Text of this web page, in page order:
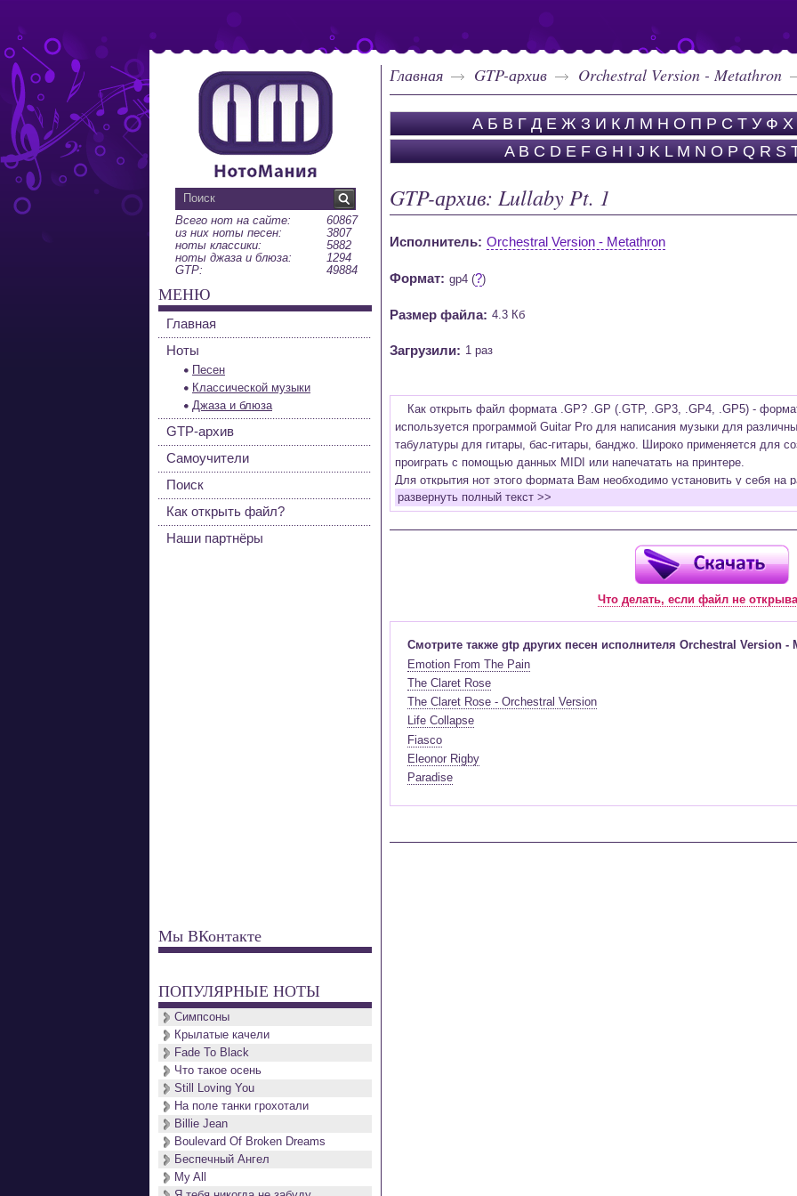
Главная GTP-архив Orchestral Version - Metathron
А Б В Г Д Е Ж З И К Л М Н О П Р С Т У Ф Х
A B C D E F G H I J K L M N O P Q R S
GTP-архив: Lullaby Pt. 1
Исполнитель: Orchestral Version - Metathron
Формат: gp4 (?)
Размер файла: 4.3 Кб
Загрузили: 1 раз
Как открыть файл формата .GP? .GP (.GTP, .GP3, .GP4, .GP5) -
используется программой Guitar Pro для написания музыки для
табулатуры для гитары, бас-гитары, банджо. Широко применяется для
проиграть с помощью данных MIDI или напечатать на принтере.
Для открытия нот этого формата Вам необходимо установить у себя на
(желательно, последней версии). Скачать её можно с официального
бесплатную версию на руском языке (Найти).
Запись музыкальных произведений для гитары, бас-гитары, банджо и
в виде табулатур или нотной графики (при создании табулатуры
Создание произведений для духовых, струнных, клавишных и других
Создание партий для барабанов и перкуссии;
Интеграция текста песен в ноты и привязка его к нотам дорожек с
Встроенный определитель и визуализатор аккордов для гитары;
Экспортирование музыкальных партитур в MIDI, ASCII, MusicXML, WAV,
к печати;
Импортирование из MIDI, ASCII,MusicXML, Power Tab (.ptb), TablEdit (.tef)
Виртуальный гитарный гриф, клавиатура фортепиано и панель ударных
ноты, проигрываемые в текущий момент. Удобное создание и
инструмента с их помощью;
развернуть полный текст >>
Что делать, если файл не
Смотрите также gtp других песен исполнителя Orchestral Version -
Emotion From The Pain
The Claret Rose
The Claret Rose - Orchestral Version
Life Collapse
Fiasco
Eleonor Rigby
Paradise
Всего нот на сайте:
60867
из них ноты песен:
3807
ноты классики:
5882
ноты джаза и блюза:
1294
GTP:
49884
МЕНЮ
Главная
Ноты
Песен
Классической музыки
Джаза и блюза
GTP-архив
Самоучители
Поиск
Как открыть файл?
Наши партнёры
Мы ВКонтакте
ПОПУЛЯРНЫЕ НОТЫ
Симпсоны
Крылатые качели
Fade To Black
Что такое осень
Still Loving You
На поле танки грохотали
Billie Jean
Boulevard Of Broken Dreams
Беспечный Ангел
My All